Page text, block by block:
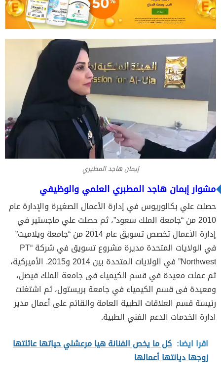
إيمان هاجد المطيري
مشوار إبمان هاجد المطبري العلمي والوظيفي
حصلت علي بكالوريوس في إدارة الأعمال الصغيرة والإدارة عام
2010 من “جامعة الملك سعود”، ثم حصلت علي ماجستير في
إدارة الأعمال تخصص تسويق عام 2014 من “جامعة ويلاميت”
في الولايات المتحدة مديرة مشروع تسويق في شركة “PT
Northwest” في الولايات المتحدة بين 2014 و2015. الأميركية،
ثم عملت معيدة في قسم الكيمياء فى جامعة الملك فيصل،
ومعيدة فى قسم الكيمياء في جامعة بريستول، ثم اشتغلت
رئيسة قسم العلاقات الطبية العامة والقائم على أعمال مدير
ادارة الخدمات الدعم الفني الطبية.
اقرا ايضا: كل ما يخص الفنانة هيا مرعشلي حياتها عائلتها
زوجها ديانتها أعمالها